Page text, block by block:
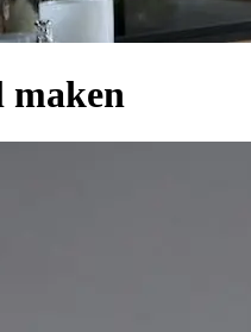
maken